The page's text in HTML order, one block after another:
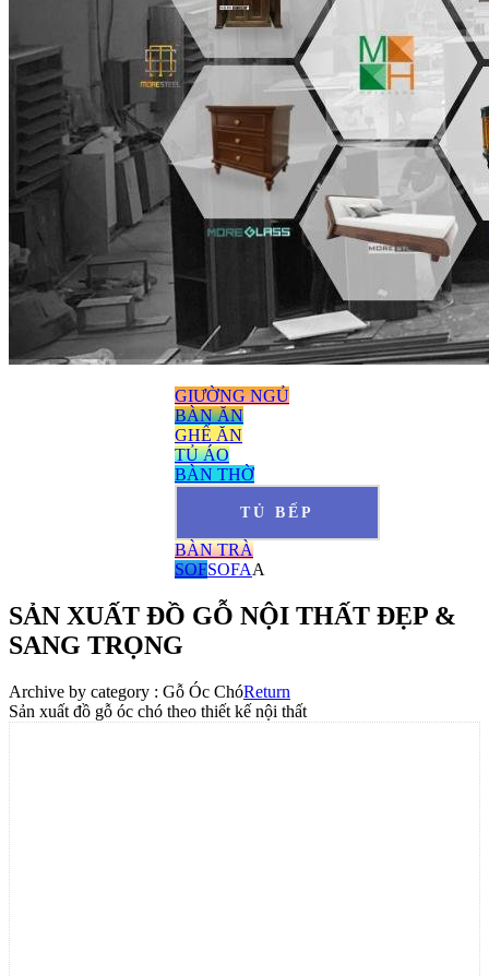
GIƯỜNG NGỦ
BÀN ĂN
GHẾ ĂN
TỦ ÁO
BÀN THỜ
TỦ BẾP
BÀN TRÀ
SOFSOFAA
SẢN XUẤT ĐỒ GỖ NỘI THẤT ĐẸP &
SANG TRỌNG
Archive by category : Gỗ Óc ChóReturn
Sản xuất đồ gỗ óc chó theo thiết kế nội thất